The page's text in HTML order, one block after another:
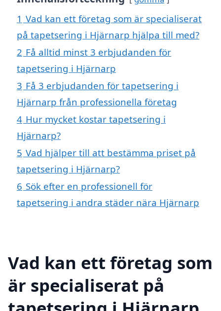
1 Vad kan ett företag som är specialiserat
på tapetsering i Hjärnarp hjälpa till med?
2 Få alltid minst 3 erbjudanden för
tapetsering i Hjärnarp
3 Få 3 erbjudanden för tapetsering i
Hjärnarp från professionella företag
4 Hur mycket kostar tapetsering i
Hjärnarp?
5 Vad hjälper till att bestämma priset på
tapetsering i Hjärnarp?
6 Sök efter en professionell för
tapetsering i andra städer nära Hjärnarp
Vad kan ett företag som
är specialiserat på